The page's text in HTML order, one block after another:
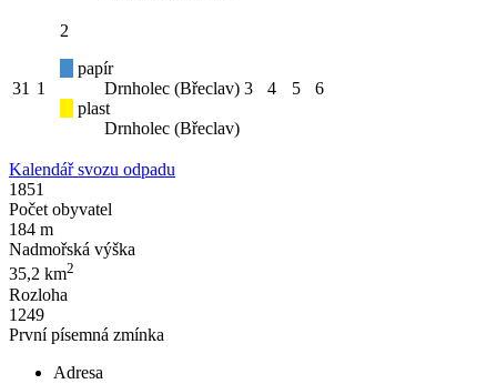
31 1
2
papír
Drnholec (Břeclav)
plast
Drnholec (Břeclav)
3 4 5 6
Kalendář svozu odpadu
1851
Počet obyvatel
184 m
Nadmořská výška
35,2 km2
Rozloha
1249
První písemná zmínka
Adresa